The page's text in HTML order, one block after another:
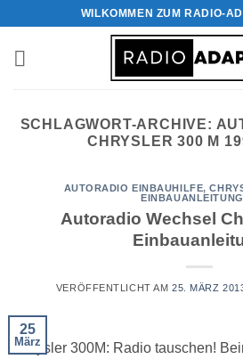
springen
WILKOMMEN ZUM RADIO-
SCHLAGWORT-ARCHIVE:
CHRYSLER 300 M
AUTORADIO EINBAUHILFE,
Autoradio Wechsel
VERÖFFENTLICHT AM 25. MÄRZ
25
März
Chrysler 300M: Radio tauschen!